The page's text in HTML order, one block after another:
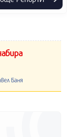
Баня